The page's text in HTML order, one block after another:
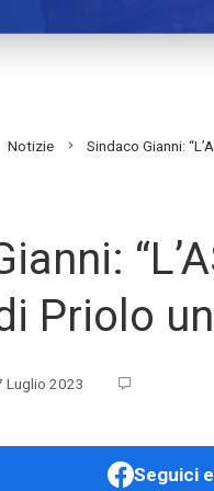
Notizie Sindaco Gianni:
Priolo
Luglio 2023
Seguici